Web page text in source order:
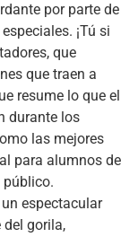
por parte de
¡Tú si
que
que traen a
resume lo que el
durante los
las mejores
para alumnos de
público.
espectacular
del gorila,